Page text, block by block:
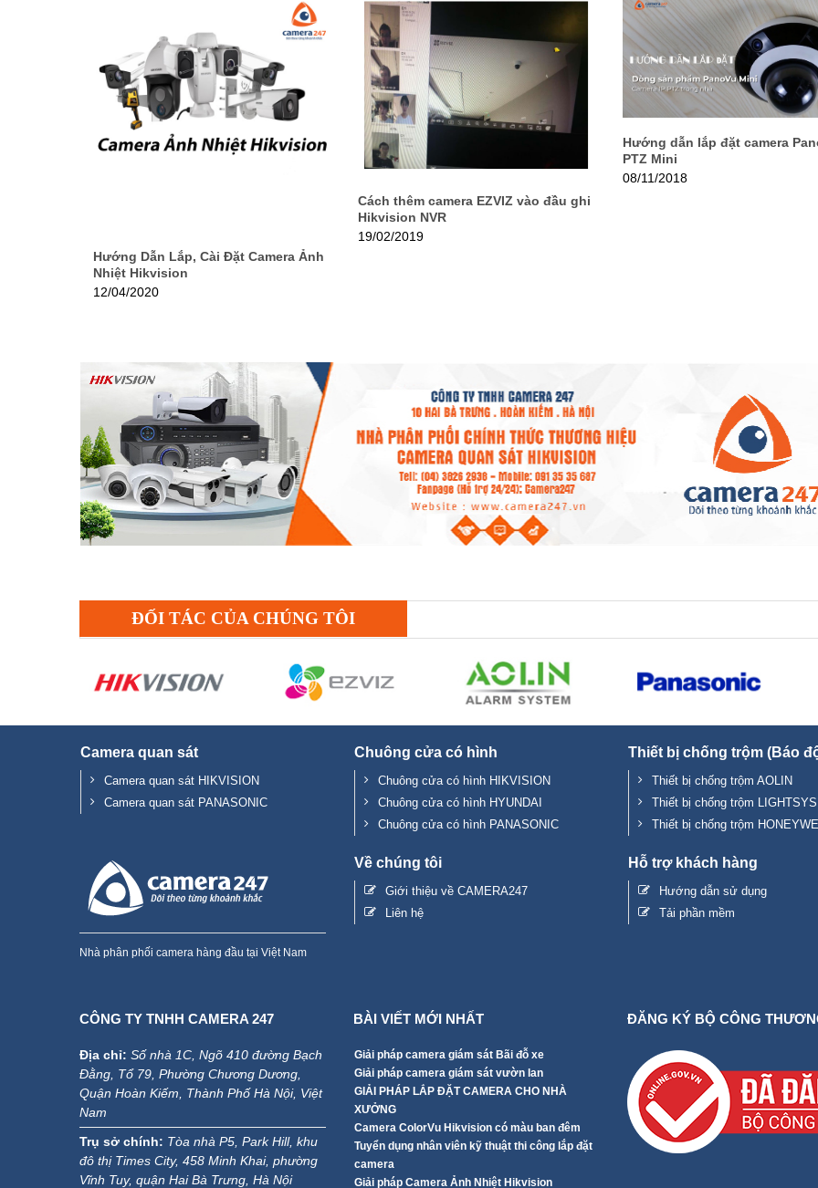
Hướng Dẫn Lắp, Cài Đặt Camera Ảnh
Nhiệt Hikvision
12/04/2020
Cách thêm camera EZVIZ vào đầu ghi
Hikvision NVR
19/02/2019
Hướng dẫn lắp đặt camera
PTZ Mini
08/11/2018
ĐỐI TÁC CỦA CHÚNG TÔI
Camera quan sát
Camera quan sát HIKVISION
Camera quan sát PANASONIC
Chuông cửa có hình
Chuông cửa có hình HIKVISION
Chuông cửa có hình HYUNDAI
Chuông cửa có hình PANASONIC
Thiết bị chống trộm (Báo
Thiết bị chống trộm AOLIN
Thiết bị chống trộm LIGHTSYS
Thiết bị chống trộm
Nhà phân phối camera hàng đầu tại Việt Nam
Về chúng tôi
Giới thiệu về CAMERA247
Liên hệ
Hỗ trợ khách hàng
Hướng dẫn sử dụng
Tải phần mềm
CÔNG TY TNHH CAMERA 247
Địa chỉ: Số nhà 1C, Ngõ 410 đường Bạch
Đằng, Tổ 79, Phường Chương Dương,
Quận Hoàn Kiếm, Thành Phố Hà Nội, Việt
Nam
Trụ sở chính: Tòa nhà P5, Park Hill, khu
đô thị Times City, 458 Minh Khai, phường
Vĩnh Tuy, quận Hai Bà Trưng, Hà Nội
BÀI VIẾT MỚI NHẤT
Giải pháp camera giám sát Bãi đỗ xe
Giải pháp camera giám sát vườn lan
GIẢI PHÁP LẮP ĐẶT CAMERA CHO NHÀ
XƯỞNG
Camera ColorVu Hikvision có màu ban đêm
Tuyển dụng nhân viên kỹ thuật thi công lắp đặt
camera
Giải pháp Camera Ảnh Nhiệt Hikvision
ĐĂNG KÝ BỘ CÔNG